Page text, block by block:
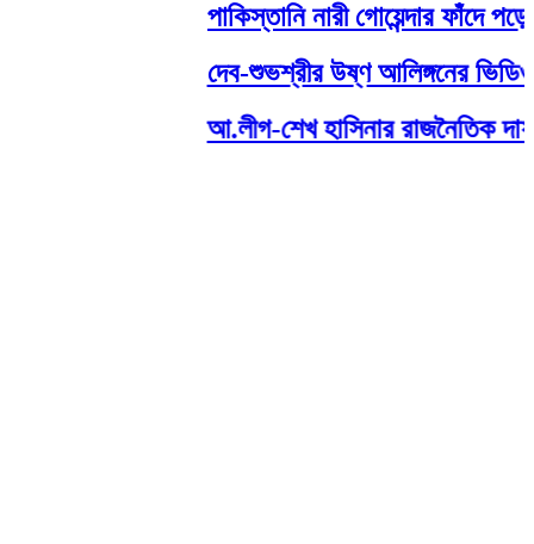
পাকিস্তানি নারী গোয়েন্দার ফাঁদে
দেব-শুভশ্রীর উষ্ণ আলিঙ্গনের ভিডিও
আ.লীগ-শেখ হাসিনার রাজনৈতিক দাফন